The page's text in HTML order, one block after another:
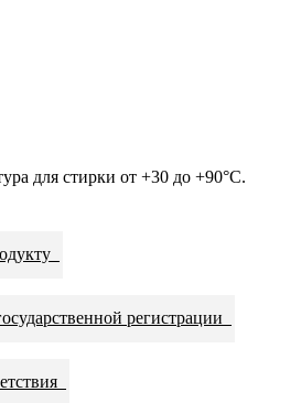
для стирки от +30 до +90°С.
регистрации